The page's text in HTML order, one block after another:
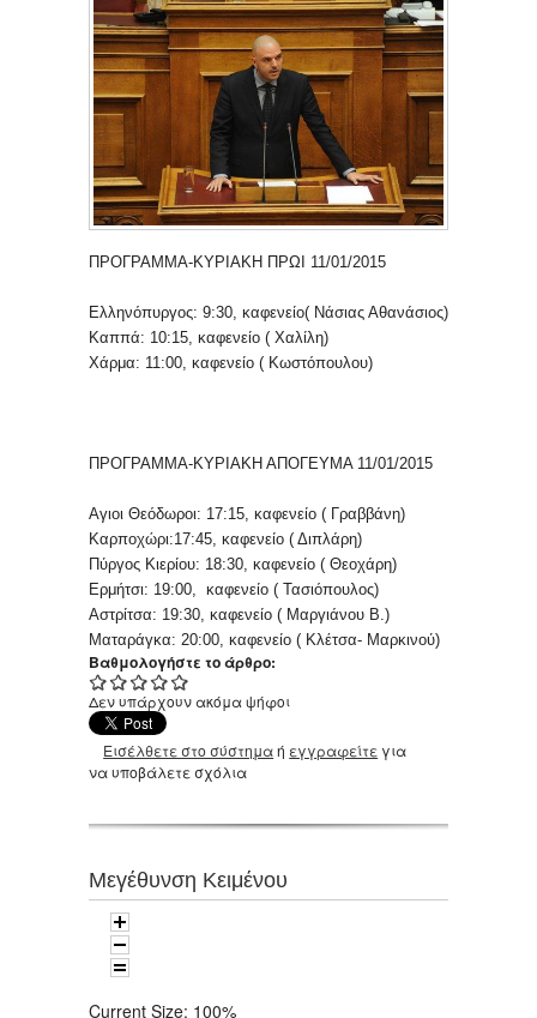
ΠΡΟΓΡΑΜΜΑ-ΚΥΡΙΑΚΗ ΠΡΩΙ 11/01/2015
Ελληνόπυργος: 9:30, καφενείο( Νάσιας Αθανάσιος)
Καππά: 10:15, καφενείο ( Χαλίλη)
Χάρμα: 11:00, καφενείο ( Κωστόπουλου)
ΠΡΟΓΡΑΜΜΑ-ΚΥΡΙΑΚΗ ΑΠΟΓΕΥΜΑ 11/01/2015
Αγιοι Θεόδωροι: 17:15, καφενείο ( Γραββάνη)
Καρποχώρι:17:45, καφενείο ( Διπλάρη)
Πύργος Κιερίου: 18:30, καφενείο ( Θεοχάρη)
Ερμήτσι: 19:00, καφενείο ( Τασιόπουλος)
Αστρίτσα: 19:30, καφενείο ( Μαργιάνου Β.)
Ματαράγκα: 20:00, καφενείο ( Κλέτσα- Μαρκινού)
Βαθμολογήστε το άρθρο:
Δεν υπάρχουν ακόμα ψήφοι
Εισέλθετε στο σύστημαή εγγραφείτε για
να υποβάλετε σχόλια
Μεγέθυνση Κειμένου
Current Size: 100%